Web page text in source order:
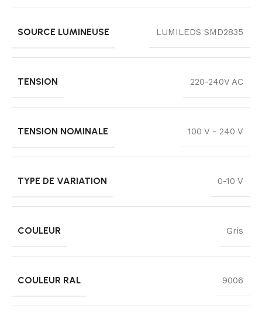
SOURCE LUMINEUSE LUMILEDS SMD2835
TENSION 220-240V AC
TENSION NOMINALE 100 V - 240 V
TYPE DE VARIATION 0-10 V
COULEUR Gris
COULEUR RAL 9006